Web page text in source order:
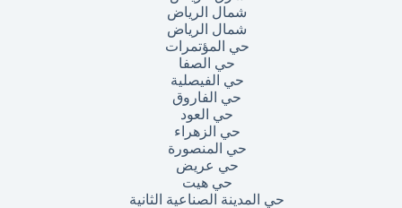
شمال الرياض
شمال الرياض
حي المؤتمرات
حي الصفا
حي الفيصلية
حي الفاروق
حي العود
حي الزهراء
حي المنصورة
حي عريض
حي هيت
حي المدينة الصناعية الثانية